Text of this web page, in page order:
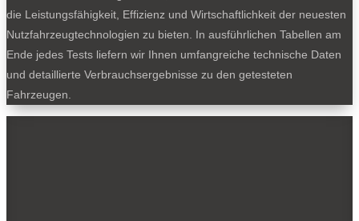
die Leistungsfähigkeit, Effizienz und Wirtschaftlichkeit der neuesten
Nutzfahrzeugtechnologien zu bieten. In ausführlichen Tabellen am
Ende jedes Tests liefern wir Ihnen umfangreiche technische Daten
und detaillierte Verbrauchsergebnisse zu den getesteten
Fahrzeugen.